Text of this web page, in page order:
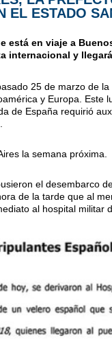
EL ESTADO
está en viaje a
internacional y
25 de marzo de
y Europa.
de España requirió
la semana próxima.
el desembarco
de la tarde que al
al hospital militar